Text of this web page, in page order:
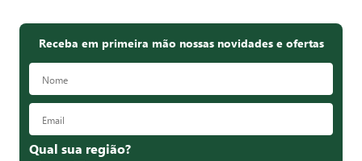
Receba em primeira mão nossas novidades e ofertas
Qual sua região?